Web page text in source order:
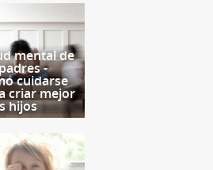
mental de
-
cuidarse
criar mejor
hijos